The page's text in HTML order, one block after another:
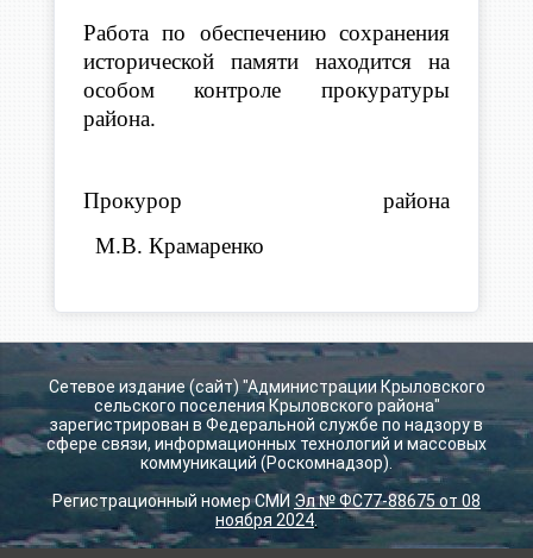
Работа по обеспечению сохранения
исторической памяти находится на
особом контроле прокуратуры
района.
Прокурор района
М.В. Крамаренко
Сетевое издание (сайт) "Администрации Крыловского
сельского поселения Крыловского района"
зарегистрирован в Федеральной службе по надзору в
сфере связи, информационных технологий и массовых
коммуникаций (Роскомнадзор).
Регистрационный номер СМИ Эл № ФС77-88675 от 08
ноября 2024.